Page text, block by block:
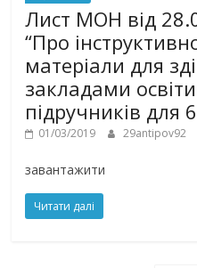
Лист МОН від
“Про
матеріали для
закладами
підручників для
01/03/2019 29antipov92
завантажити
Читати далі